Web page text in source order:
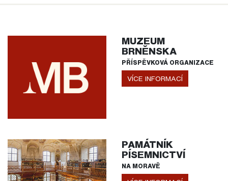
MUZEUM
BRNĚNSKA
PŘÍSPĚVKOVÁ ORGANIZACE
VÍCE INFORMACÍ
PAMÁTNÍK
PÍSEMNICTVÍ
NA MORAVĚ